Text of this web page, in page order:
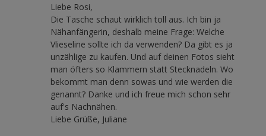
Liebe Rosi,
Die Tasche schaut wirklich toll aus. Ich bin ja
Nähanfängerin, deshalb meine Frage: Welche
Vlieseline sollte ich da verwenden? Da gibt es ja
unzählige zu kaufen. Und auf deinen Fotos sieht
man öfters so Klammern statt Stecknadeln. Wo
bekommt man denn sowas und wie werden die
genannt? Danke und ich freue mich schon sehr
auf's Nachnähen.
Liebe Grüße, Juliane